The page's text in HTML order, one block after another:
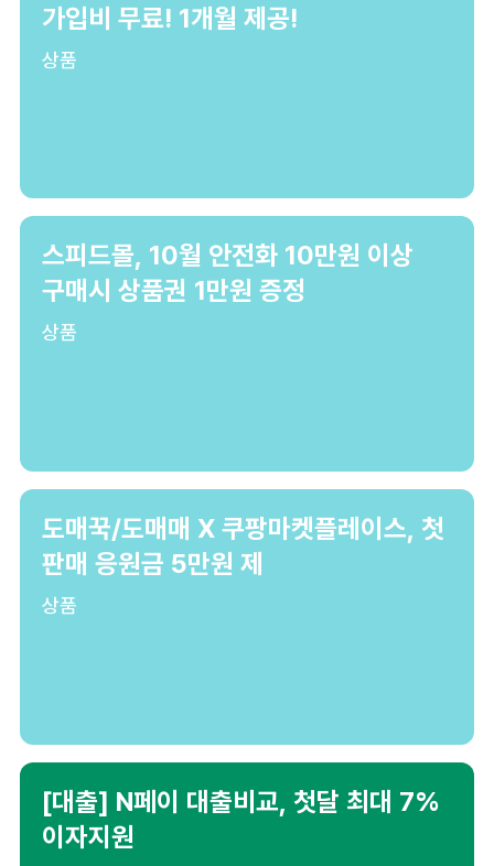
가입비 무료! 1개월 제공!
상품
스피드몰, 10월 안전화 10만원 이상
구매시 상품권 1만원 증정
상품
도매꾹/도매매 X 쿠팡마켓플레이스, 첫
판매 응원금 5만원 제
상품
[대출] N페이 대출비교, 첫달 최대 7%
이자지원